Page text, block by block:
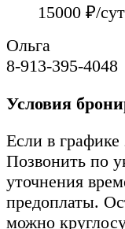
15000 ₽/
Ольга
8-913-395-4048
Условия
Если в графике
Позвонить по
уточнения
предоплаты.
можно